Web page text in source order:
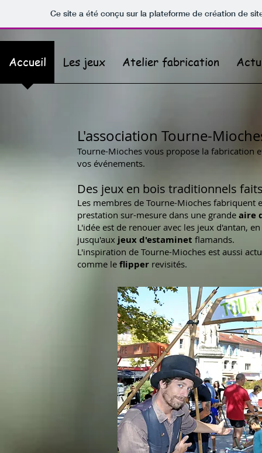
Ce site a été conçu sur la plateforme de création de
Accueil Les jeux Atelier fabrication Actu
L'association Tourne-
Tourne-Mioches vous propose la fabrication
vos événements.
Des jeux en bois traditionnels
Les membres de Tourne-Mioches fabriquent
prestation sur-mesure dans une grande aire
L'idée est de renouer avec les jeux d'antan,
jusqu'aux jeux d'estaminet flamands.
L'inspiration de Tourne-Mioches est aussi
comme le flipper revisités.